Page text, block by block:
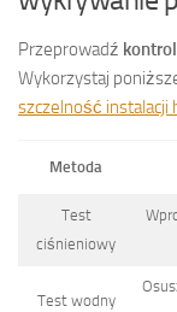
Przeprowadź
Wykorzystaj
szczelność instalacji
Metoda
Test
ciśnieniowy
Test wodny